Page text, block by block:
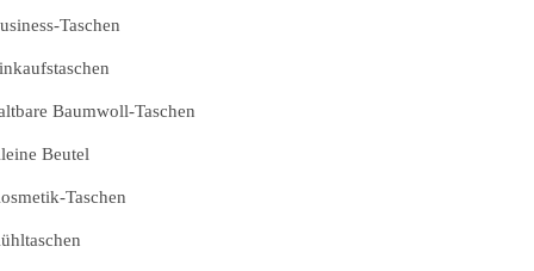
Taschen
Baumwoll-Taschen
Beutel
Taschen